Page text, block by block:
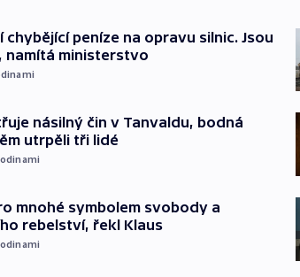
chybějící peníze na opravu silnic. Jsou
namítá ministerstvo
násilný čin v Tanvaldu, bodná
utrpěli tři lidé
mnohé symbolem svobody a
rebelství, řekl Klaus